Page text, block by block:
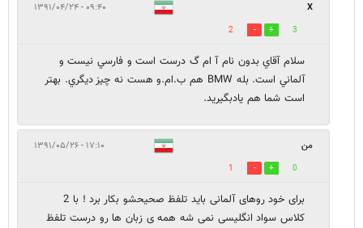
X ۰۹:۴۰ - ۱۳۹۱/۰۴/۲۴
3
2
سلام آقاي بدون نام آ ام گ درست است و فارسي نيست و
آلماني است. بله BMW هم ب.ام.و هست نه چيز ديگري. بهتر
است شما هم يادبگيريد.
من ۱۷:۱۰ - ۱۳۹۱/۰۵/۲۶
0
1
برای خود روهای آلمانی باید تلفظ صحیحشو بکار برد ! با 2
کلاس سواد انگلیسی نمی شه همه ی زبان ها رو درست تلفظ